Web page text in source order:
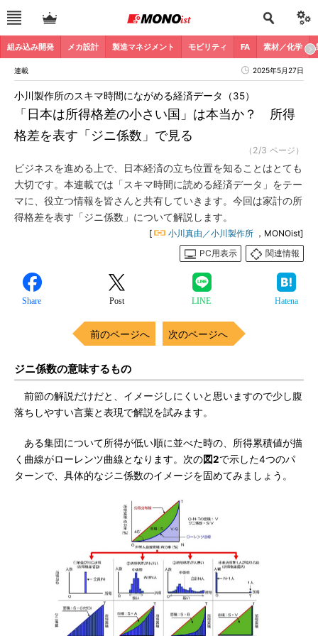
組み込み開発 メカ設計 製造マネジメント モビリティ FA 素材／化学
連載 2025年5月27日
「日本は所得格差の小さい国」は本当か？ 所得
格差を表す「ジニ係数」で見る
小川製作所のスキマ時間にながめる経済データ（35）
（2/3 ページ）
ビジネスを進める上で、日本経済の立ち位置を知ることはとても
大切です。本連載では「スキマ時間に読める経済データ」をテー
マに、役立つ情報を皆さんと共有していきます。今回は家計の所
得格差を表す「ジニ係数」について解説します。
[ 小川真由／小川製作所 ，MONOist]
PC用表示
関連情報
Share Post LINE Hatena
前のページへ 次のページへ
ジニ係数の意味するもの
前節の解説だけだと、イメージしにくいと思いますので少し腹
落ちしやすい言葉と表現で解説を試みます。
ある集団について所得が低い順に並べた時の、所得累積値が描
く曲線がローレンツ曲線となります。次の図2で示した4つのパ
ターンで、具体的なジニ係数のイメージを固めてみましょう。